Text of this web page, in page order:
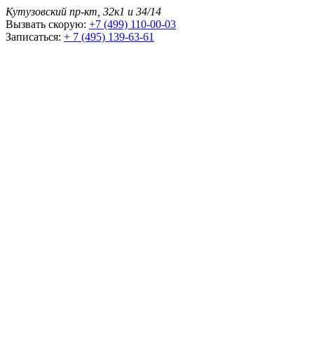
Кутузовский пр-кт, 32к1 и 34/14
Вызвать скорую: +7 (499) 110-00-03
Записаться: + 7 (495) 139-63-61